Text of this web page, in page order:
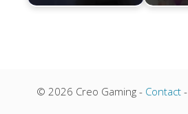
© 2026 Creo Gaming - Contact -